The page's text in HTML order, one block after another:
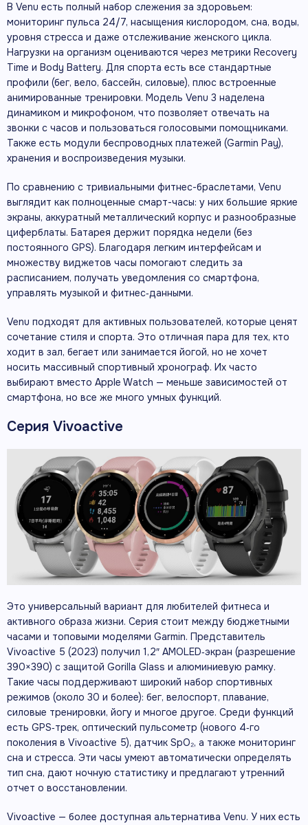
В Venu есть полный набор слежения за здоровьем:
мониторинг пульса 24/7, насыщения кислородом, сна, воды,
уровня стресса и даже отслеживание женского цикла.
Нагрузки на организм оцениваются через метрики Recovery
Time и Body Battery. Для спорта есть все стандартные
профили (бег, вело, бассейн, силовые), плюс встроенные
анимированные тренировки. Модель Venu 3 наделена
динамиком и микрофоном, что позволяет отвечать на
звонки с часов и пользоваться голосовыми помощниками.
Также есть модули беспроводных платежей (Garmin Pay),
хранения и воспроизведения музыки.
По сравнению с тривиальными фитнес-браслетами, Venu
выглядит как полноценные смарт-часы: у них большие яркие
экраны, аккуратный металлический корпус и разнообразные
циферблаты. Батарея держит порядка недели (без
постоянного GPS). Благодаря легким интерфейсам и
множеству виджетов часы помогают следить за
расписанием, получать уведомления со смартфона,
управлять музыкой и фитнес‑данными.
Venu подходят для активных пользователей, которые ценят
сочетание стиля и спорта. Это отличная пара для тех, кто
ходит в зал, бегает или занимается йогой, но не хочет
носить массивный спортивный хронограф. Их часто
выбирают вместо Apple Watch — меньше зависимостей от
смартфона, но все же много умных функций.
Серия Vivoactive
Это универсальный вариант для любителей фитнеса и
активного образа жизни. Серия стоит между бюджетными
часами и топовыми моделями Garmin. Представитель
Vivoactive 5 (2023) получил 1,2″ AMOLED‑экран (разрешение
390×390) с защитой Gorilla Glass и алюминиевую рамку.
Такие часы поддерживают широкий набор спортивных
режимов (около 30 и более): бег, велоспорт, плавание,
силовые тренировки, йогу и многое другое. Среди функций
есть GPS‑трек, оптический пульсометр (нового 4‑го
поколения в Vivoactive 5), датчик SpO₂, а также мониторинг
сна и стресса. Эти часы умеют автоматически определять
тип сна, дают ночную статистику и предлагают утренний
отчет о восстановлении.
Vivoactive — более доступная альтернатива Venu. У них есть